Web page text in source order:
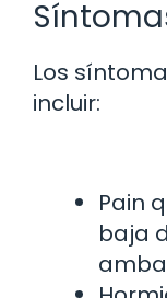
Los
incluir:
Pain
baja